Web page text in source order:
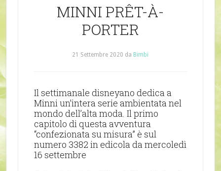
MINNI PRÊT-À-
PORTER
21 Settembre 2020 da Bimbi
Il settimanale disneyano dedica a
Minni un’intera serie ambientata nel
mondo dell’alta moda. Il primo
capitolo di questa avventura
“confezionata su misura” è sul
numero 3382 in edicola da mercoledì
16 settembre